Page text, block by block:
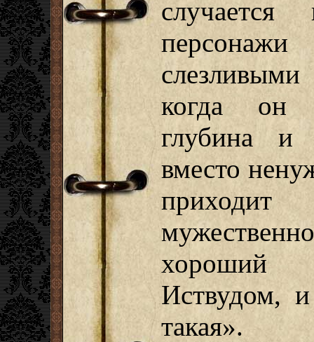
когда он
глубина и
вместо
хороший
Иствудом,
такая».